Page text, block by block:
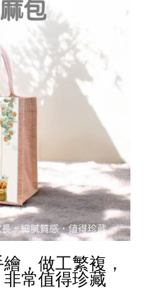
，做工繁複，
常值得珍藏